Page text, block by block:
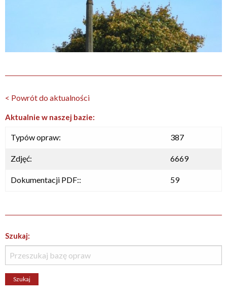
< Powrót do aktualności
Aktualnie w naszej bazie:
Typów opraw: 387
Zdjęć: 6669
Dokumentacji PDF:: 59
Szukaj: